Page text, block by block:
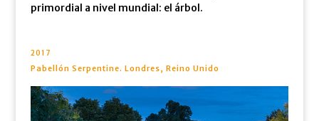
primordial a nivel mundial: el árbol.
2017
Pabellón Serpentine. Londres, Reino Unido